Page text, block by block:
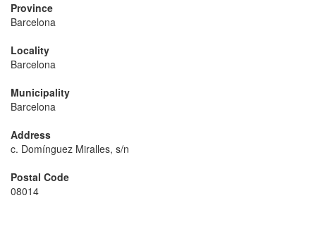
Province
Barcelona
Locality
Barcelona
Municipality
Barcelona
Address
c. Domínguez Miralles, s/n
Postal Code
08014